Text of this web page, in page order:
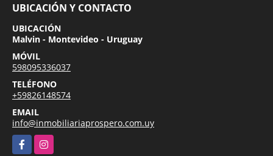
UBICACIÓN Y CONTACTO
UBICACIÓN
Malvin - Montevideo - Uruguay
MÓVIL
598095336037
TELÉFONO
+59826148574
EMAIL
info@inmobiliariaprospero.com.uy
FacebookInstagram